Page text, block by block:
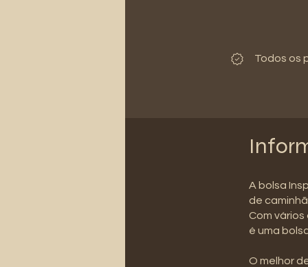
Todos os
A bolsa
de
Com
é uma
O melhor